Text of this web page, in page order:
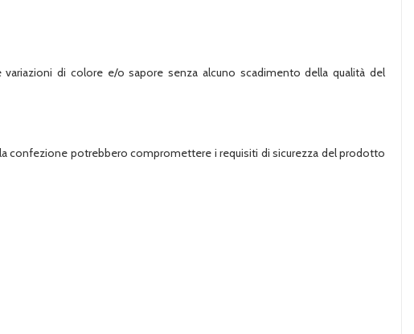
di colore e/o sapore senza alcuno scadimento della qualità del
confezione potrebbero compromettere i requisiti di sicurezza del prodotto